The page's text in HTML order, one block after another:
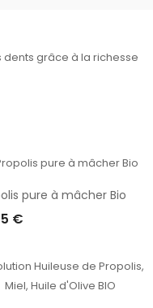
grâce à la richesse
pure à mâcher Bio
€